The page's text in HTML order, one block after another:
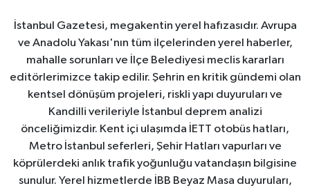
İstanbul Gazetesi, megakentin yerel hafızasıdır. Avrupa
ve Anadolu Yakası'nın tüm ilçelerinden yerel haberler,
mahalle sorunları ve İlçe Belediyesi meclis kararları
editörlerimizce takip edilir. Şehrin en kritik gündemi olan
kentsel dönüşüm projeleri, riskli yapı duyuruları ve
Kandilli verileriyle İstanbul deprem analizi
önceliğimizdir. Kent içi ulaşımda İETT otobüs hatları,
Metro İstanbul seferleri, Şehir Hatları vapurları ve
köprülerdeki anlık trafik yoğunluğu vatandaşın bilgisine
sunulur. Yerel hizmetlerde İBB Beyaz Masa duyuruları,